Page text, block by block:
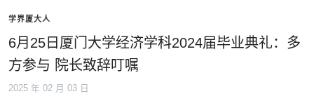
学界厦大人
6月25日厦门大学经济学科2024届毕业典礼：多
方参与 院长致辞叮嘱
2025 年 02 月 03 日